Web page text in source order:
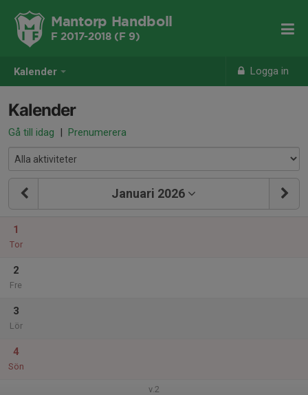
Kalender Logga in
Mantorp Handboll
F 2017-2018 (F 9)
Kalender
Gå till idag | Prenumerera
Januari 2026
1
Tor
2
Fre
3
Lör
4
Sön
v.2